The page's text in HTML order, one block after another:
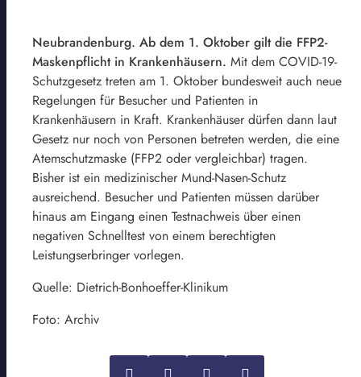
Neubrandenburg. Ab dem 1. Oktober gilt die FFP2-
Maskenpflicht in Krankenhäusern. Mit dem COVID-19-
Schutzgesetz treten am 1. Oktober bundesweit auch neue
Regelungen für Besucher und Patienten in
Krankenhäusern in Kraft. Krankenhäuser dürfen dann laut
Gesetz nur noch von Personen betreten werden, die eine
Atemschutzmaske (FFP2 oder vergleichbar) tragen.
Bisher ist ein medizinischer Mund-Nasen-Schutz
ausreichend. Besucher und Patienten müssen darüber
hinaus am Eingang einen Testnachweis über einen
negativen Schnelltest von einem berechtigten
Leistungserbringer vorlegen.
Quelle: Dietrich-Bonhoeffer-Klinikum
Foto: Archiv